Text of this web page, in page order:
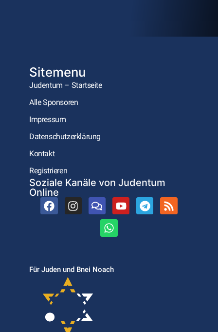
Sitemenu
Judentum – Startseite
Alle Sponsoren
Impressum
Datenschutzerklärung
Kontakt
Registrieren
Soziale Kanäle von Judentum
Online
Für Juden und Bnei Noach